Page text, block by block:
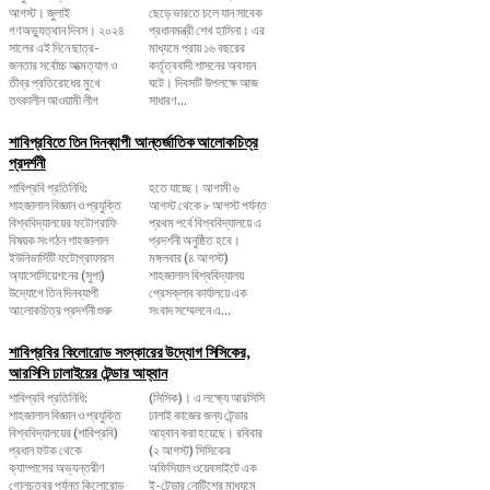
আগস্ট। জুলাই
গণঅভ্যুত্থান দিবস। ২০২৪
সালের এই দিনে ছাত্র-
জনতার সর্বোচ্চ আত্মত্যাগ ও
তীব্র প্রতিরোধের মুখে
তৎকালীন আওয়ামী লীগ
ছেড়ে ভারতে চলে যান সাবেক
প্রধানমন্ত্রী শেখ হাসিনা। এর
মাধ্যমে প্রায় ১৬ বছরের
কর্তৃত্ববাদী শাসনের অবসান
ঘটে। দিবসটি উপলক্ষে আজ
সাধারণ...
শাবিপ্রবিতে তিন দিনব্যাপী আন্তর্জাতিক আলোকচিত্র
প্রদর্শনী
শাবিপ্রবি প্রতিনিধি:
শাহজালাল বিজ্ঞান ও প্রযুক্তি
বিশ্ববিদ্যালয়ের ফটোগ্রাফি
বিষয়ক সংগঠন শাহজালাল
ইউনিভার্সিটি ফটোগ্রাফারস
অ্যাসোসিয়েশনের (সুপা)
উদ্যোগে তিন দিনব্যাপী
আলোকচিত্র প্রদর্শনী শুরু
হতে যাচ্ছে। আগামী ৬
আগস্ট থেকে ৮ আগস্ট পর্যন্ত
প্রথম পর্বে বিশ্ববিদ্যালয়ে এ
প্রদর্শনী অনুষ্ঠিত হবে।
মঙ্গলবার (৪ আগস্ট)
শাহজালাল বিশ্ববিদ্যালয়
প্রেসক্লাব কার্যালয়ে এক
সংবাদ সম্মেলনে এ...
শাবিপ্রবির কিলোরোড সংস্কারের উদ্যোগ সিসিকের,
আরসিসি ঢালাইয়ের টেন্ডার আহ্বান
শাবিপ্রবি প্রতিনিধি:
শাহজালাল বিজ্ঞান ও প্রযুক্তি
বিশ্ববিদ্যালয়ের (শাবিপ্রবি)
প্রধান ফটক থেকে
ক্যাম্পাসের অভ্যন্তরীণ
গোলচত্বর পর্যন্ত কিলোরোড
(সিসিক)। এ লক্ষ্যে আরসিসি
ঢালাই কাজের জন্য টেন্ডার
আহ্বান করা হয়েছে। রবিবার
(২ আগস্ট) সিসিকের
অফিসিয়াল ওয়েবসাইটে এক
ই-টেন্ডার নোটিশের মাধ্যমে